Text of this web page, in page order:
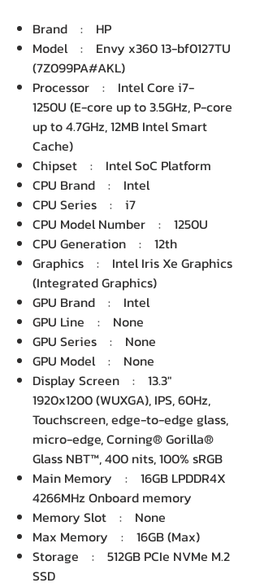
Brand : HP
Model : Envy x360 13-bf0127TU
(7Z099PA#AKL)
Processor : Intel Core i7-
1250U (E-core up to 3.5GHz, P-core
up to 4.7GHz, 12MB Intel Smart
Cache)
Chipset : Intel SoC Platform
CPU Brand : Intel
CPU Series : i7
CPU Model Number : 1250U
CPU Generation : 12th
Graphics : Intel Iris Xe Graphics
(Integrated Graphics)
GPU Brand : Intel
GPU Line : None
GPU Series : None
GPU Model : None
Display Screen : 13.3"
1920x1200 (WUXGA), IPS, 60Hz,
Touchscreen, edge-to-edge glass,
micro-edge, Corning® Gorilla®
Glass NBT™, 400 nits, 100% sRGB
Main Memory : 16GB LPDDR4X
4266MHz Onboard memory
Memory Slot : None
Max Memory : 16GB (Max)
Storage : 512GB PCIe NVMe M.2
SSD